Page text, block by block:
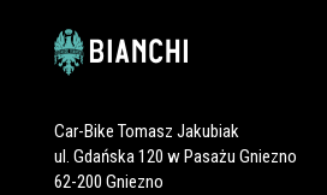
Car-Bike Tomasz Jakubiak
ul. Gdańska 120 w Pasażu Gniezno
62-200 Gniezno